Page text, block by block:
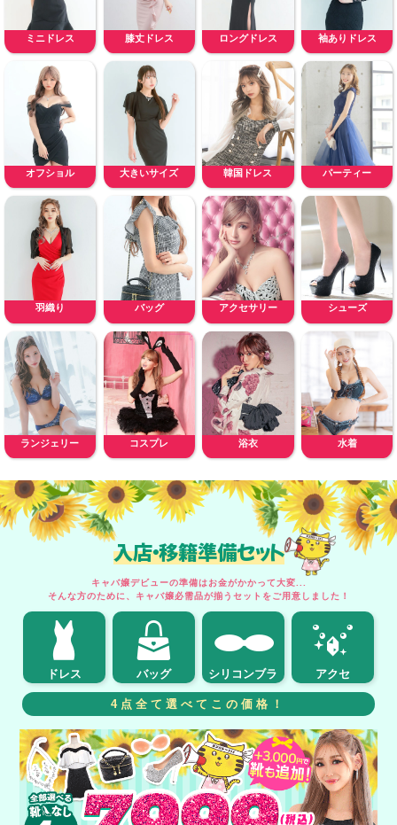
ミニドレス 膝丈ドレス ロングドレス 袖ありドレス
オフショル 大きいサイズ 韓国ドレス パーティー
羽織り バッグ アクセサリー シューズ
ランジェリー コスプレ 浴衣 水着
入店・移籍準備セット
キャバ嬢デビューの準備はお金がかかって大変...
そんな方のために、キャバ嬢必需品が揃うセットをご用意しました！
ドレス バッグ シリコンブラ アクセ
4点全て選べてこの価格！